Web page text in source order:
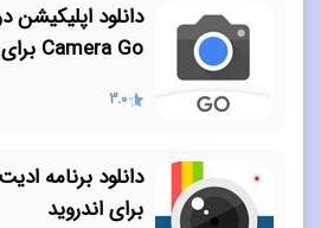
Camera Go برای اندروید
3.0
برای اندروید